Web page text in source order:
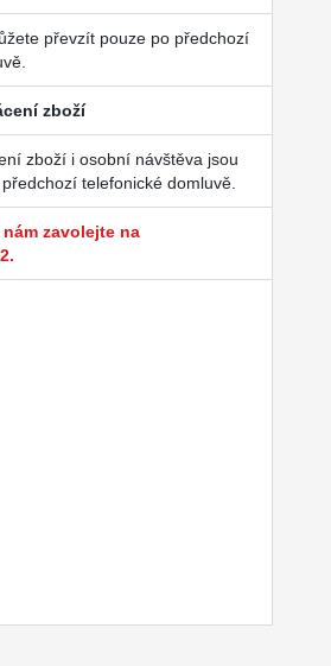
převzít pouze po předchozí
zboží
zboží i osobní návštěva jsou
telefonické domluvě.
zavolejte na